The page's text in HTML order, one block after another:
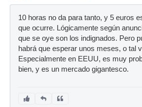
10 horas no da para tanto, y 5 euros
que ocurre. Lógicamente según
que se oye son los indignados. Pero
habrá que esperar unos meses, o tal
Especialmente en EEUU, es muy
bien, y es un mercado gigantesco.